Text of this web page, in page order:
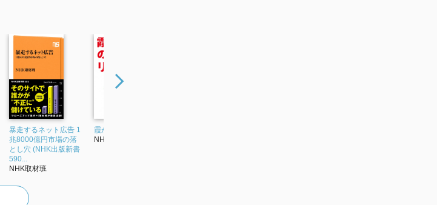
暴走するネット広告 1
兆8000億円市場の落
とし穴 (NHK出版新書
590...
NHK取材班
霞が関のリアル
NHK取材班